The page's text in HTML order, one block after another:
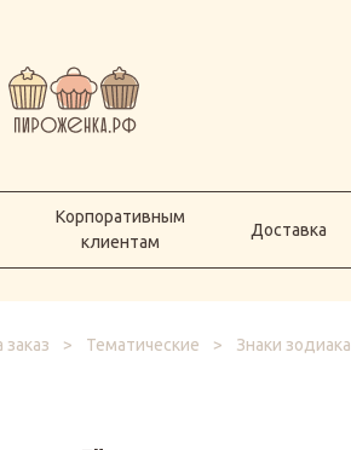
Корпоративным
клиентам
Доставка
> Тематические > Знаки зодиака